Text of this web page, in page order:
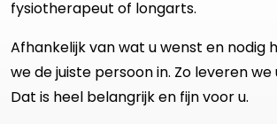
fysiotherapeut of longarts.
Afhankelijk van wat u wenst en nodig
we de juiste persoon in. Zo leveren
Dat is heel belangrijk en fijn voor u.